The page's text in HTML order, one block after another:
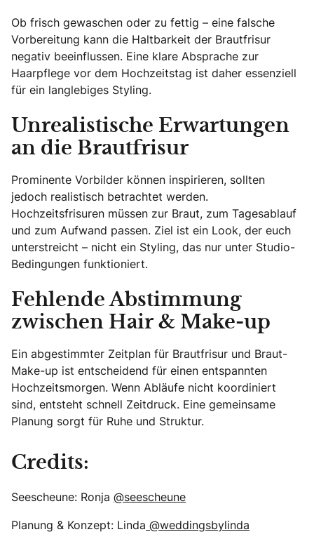
Ob frisch gewaschen oder zu fettig – eine falsche
Vorbereitung kann die Haltbarkeit der Brautfrisur
negativ beeinflussen. Eine klare Absprache zur
Haarpflege vor dem Hochzeitstag ist daher essenziell
für ein langlebiges Styling.
Unrealistische Erwartungen
an die Brautfrisur
Prominente Vorbilder können inspirieren, sollten
jedoch realistisch betrachtet werden.
Hochzeitsfrisuren müssen zur Braut, zum Tagesablauf
und zum Aufwand passen. Ziel ist ein Look, der euch
unterstreicht – nicht ein Styling, das nur unter Studio-
Bedingungen funktioniert.
Fehlende Abstimmung
zwischen Hair & Make-up
Ein abgestimmter Zeitplan für Brautfrisur und Braut-
Make-up ist entscheidend für einen entspannten
Hochzeitsmorgen. Wenn Abläufe nicht koordiniert
sind, entsteht schnell Zeitdruck. Eine gemeinsame
Planung sorgt für Ruhe und Struktur.
Credits:
Seescheune: Ronja @seescheune
Planung & Konzept: Linda @weddingsbylinda